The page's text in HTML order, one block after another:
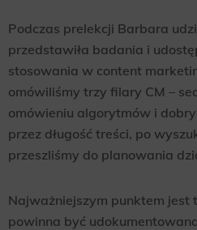
Podczas prelekcji Barbara
przedstawiła badania i
stosowania w content
omówiliśmy trzy filary CM –
omówieniu algorytmów i
przez długość treści, po
przeszliśmy do planowania
Najważniejszym punktem jest
powinna być